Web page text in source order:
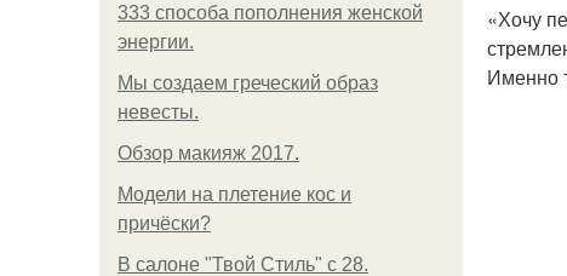
333 способа пополнения женской
энергии.
Мы создаем греческий образ
невесты.
Обзор макияж 2017.
Модели на плетение кос и
причёски?
В салоне "Твой Стиль" с 28.
«Хочу
Именно